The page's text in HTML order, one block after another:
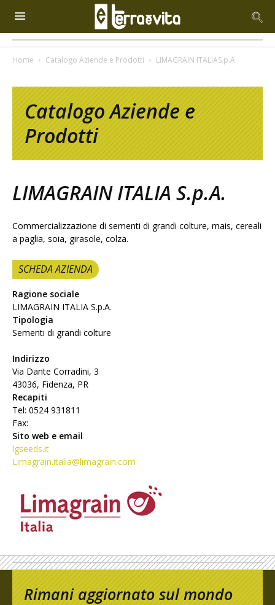
Home Catalogo Aziende e Prodotti LIMAGRAIN ITALIAS.p.A.
Catalogo Aziende e
Prodotti
LIMAGRAIN ITALIA S.p.A.
Commercializzazione di sementi di grandi colture, mais, cereali
a paglia, soia, girasole, colza.
SCHEDA AZIENDA
Ragione sociale
LIMAGRAIN ITALIA S.p.A.
Tipologia
Sementi di grandi colture
Indirizzo
Via Dante Corradini, 3
43036, Fidenza, PR
Recapiti
Tel: 0524 931811
Fax:
Sito web e email
lgseeds.it
Limagrain.italia@limagrain.com
Rimani aggiornato sul mondo